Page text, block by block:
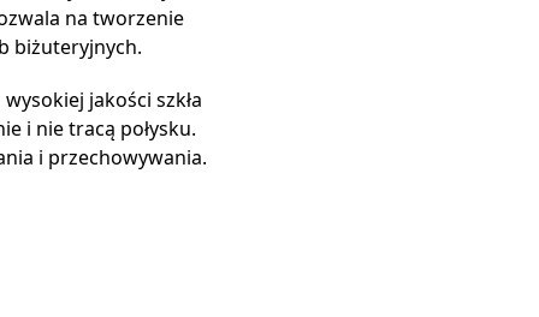
na tworzenie
biżuteryjnych.
jakości szkła
i nie tracą połysku.
i przechowywania.